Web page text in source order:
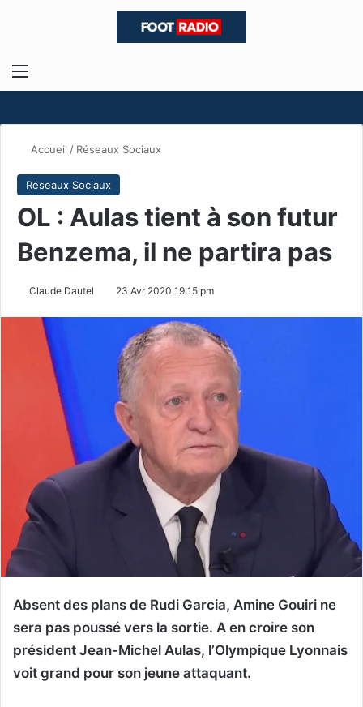
Menu
Accueil / Réseaux Sociaux
Réseaux Sociaux
OL : Aulas tient à son futur
Benzema, il ne partira pas
Claude Dautel 23 Avr 2020 19:15 pm
Absent des plans de Rudi Garcia, Amine Gouiri ne
sera pas poussé vers la sortie. A en croire son
président Jean-Michel Aulas, l’Olympique Lyonnais
voit grand pour son jeune attaquant.